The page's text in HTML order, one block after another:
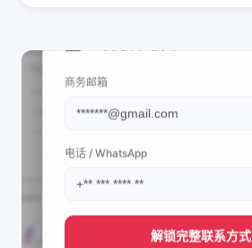
商务邮箱
电话 / WhatsApp
解锁完整联系方式